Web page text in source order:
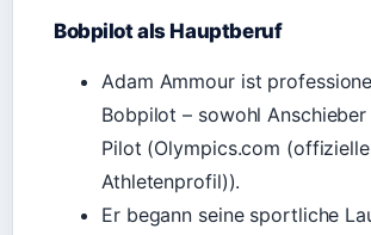
Bobpilot als Hauptberuf
Adam Ammour ist
Bobpilot – sowohl Anschieber
Pilot (Olympics.com
Athletenprofil)).
Er begann seine sportliche